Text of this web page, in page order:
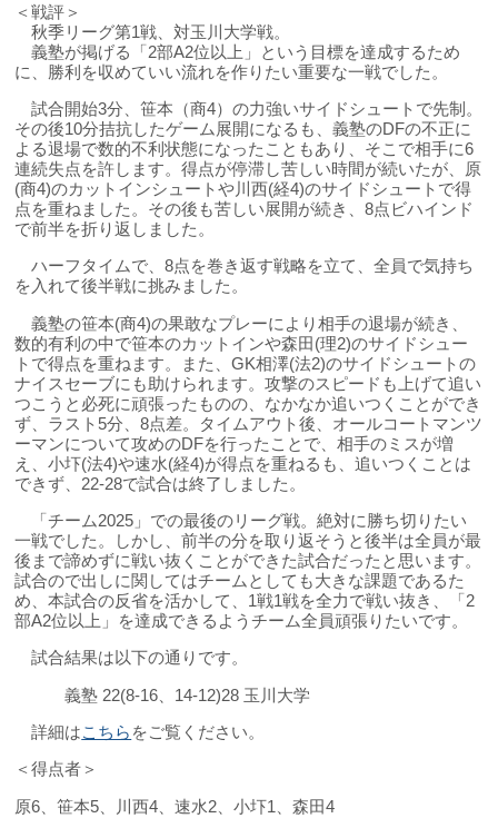
＜戦評＞
秋季リーグ第1戦、対玉川大学戦。
義塾が掲げる「2部A2位以上」という目標を達成するため
に、勝利を収めていい流れを作りたい重要な一戦でした。
試合開始3分、笹本（商4）の力強いサイドシュートで先制。
その後10分拮抗したゲーム展開になるも、義塾のDFの不正に
よる退場で数的不利状態になったこともあり、そこで相手に6
連続失点を許します。得点が停滞し苦しい時間が続いたが、原
(商4)のカットインシュートや川西(経4)のサイドシュートで得
点を重ねました。その後も苦しい展開が続き、8点ビハインド
で前半を折り返しました。
ハーフタイムで、8点を巻き返す戦略を立て、全員で気持ち
を入れて後半戦に挑みました。
義塾の笹本(商4)の果敢なプレーにより相手の退場が続き、
数的有利の中で笹本のカットインや森田(理2)のサイドシュー
トで得点を重ねます。また、GK相澤(法2)のサイドシュートの
ナイスセーブにも助けられます。攻撃のスピードも上げて追い
つこうと必死に頑張ったものの、なかなか追いつくことができ
ず、ラスト5分、8点差。タイムアウト後、オールコートマンツ
ーマンについて攻めのDFを行ったことで、相手のミスが増
え、小圷(法4)や速水(経4)が得点を重ねるも、追いつくことは
できず、22-28で試合は終了しました。
「チーム2025」での最後のリーグ戦。絶対に勝ち切りたい
一戦でした。しかし、前半の分を取り返そうと後半は全員が最
後まで諦めずに戦い抜くことができた試合だったと思います。
試合ので出しに関してはチームとしても大きな課題であるた
め、本試合の反省を活かして、1戦1戦を全力で戦い抜き、「2
部A2位以上」を達成できるようチーム全員頑張りたいです。
試合結果は以下の通りです。
義塾 22(8-16、14-12)28 玉川大学
詳細はこちら をご覧ください。
＜得点者＞
原6、笹本5、川西4、速水2、小圷1、森田4